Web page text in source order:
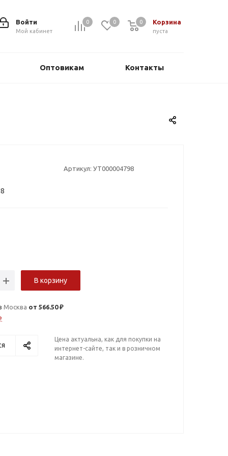
0 0 Корзина
0
пуста
0
Войти
Мой кабинет
Оптовикам Контакты
Артикул: УТ000004798
В корзину
Москва от 566.50 ₽
Цена актуальна, как для покупки на
интернет-сайте, так и в розничном
магазине.